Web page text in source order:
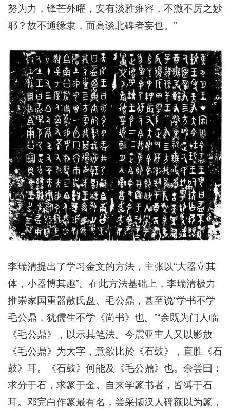
努为力，锋芒外曜，安有淡雅雍容，不激不厉之妙
耶？故不通缘隶，而高谈北碑者妄也。”
李瑞清提出了学习金文的方法，主张以“大器立其
体，小器博其趣”。在此方法基础上，李瑞清极力
推崇家国重器散氏盘、毛公鼎，甚至说“学书不学
毛公鼎，犹儒生不学《尚书》也。”“余既为门人临
《毛公鼎》，以示其笔法。今震亚主人又以影放
《毛公鼎》为大字，意欲比於《石鼓》，直胜《石
鼓》耳。《石鼓》何能及《毛公鼎》也。余尝曰：
求分于石，求篆于金。自来学篆书者，皆缚于石
耳。邓完白作篆最有名，尝采撷汉人碑额以为篆，